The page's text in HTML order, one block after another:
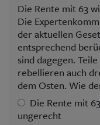
Die Rente mit 63
Die
der aktuellen
entsprechend
sind dagegen.
rebellieren auch
dem Osten. Wie
Die Rente mit
ungerecht